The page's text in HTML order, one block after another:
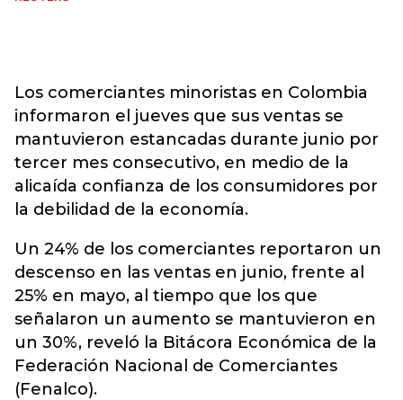
Los comerciantes minoristas en Colombia
informaron el jueves que sus ventas se
mantuvieron estancadas durante junio por
tercer mes consecutivo, en medio de la
alicaída confianza de los consumidores por
la debilidad de la economía.
Un 24% de los comerciantes reportaron un
descenso en las ventas en junio, frente al
25% en mayo, al tiempo que los que
señalaron un aumento se mantuvieron en
un 30%, reveló la Bitácora Económica de la
Federación Nacional de Comerciantes
(Fenalco).